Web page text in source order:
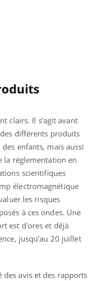
clairs. Il s’agit avant
différents produits
enfants, mais aussi
la réglementation en
scientifiques
électromagnétique
les risques
à ces ondes. Une
est d'ores et déjà
jusqu’au 20 juillet
des avis et des rapports